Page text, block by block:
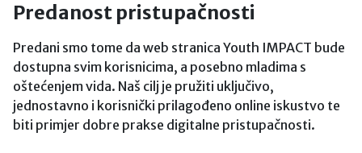
Predanost pristupačnosti
Predani smo tome da web stranica Youth IMPACT bude
dostupna svim korisnicima, a posebno mladima s
oštećenjem vida. Naš cilj je pružiti uključivo,
jednostavno i korisnički prilagođeno online iskustvo te
biti primjer dobre prakse digitalne pristupačnosti.